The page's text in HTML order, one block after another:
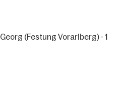
(Festung Vorarlberg) - 1